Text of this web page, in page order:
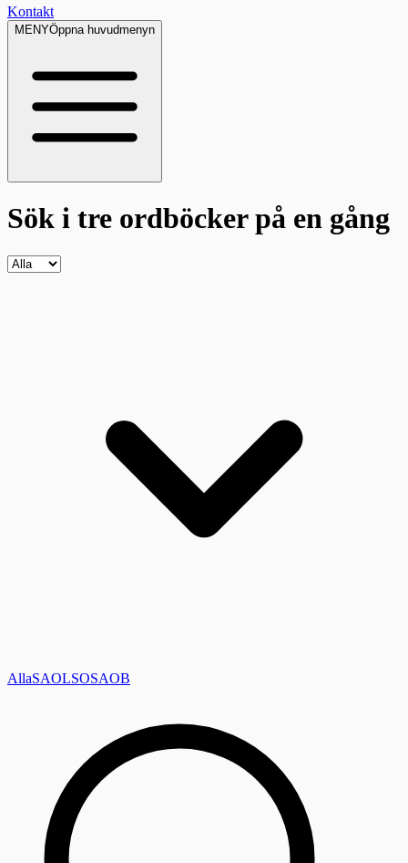
Kontakt
MENYÖppna huvudmenyn
Sök i tre ordböckerpå en gång
AllaSAOLSOSAOB